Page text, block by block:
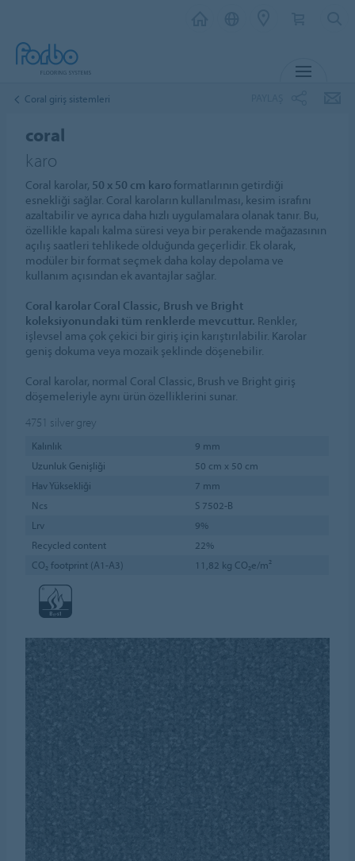
Coral giriş sistemleri
coral
karo
Coral karolar, 50 x 50 cm karoformatlarının getirdiği
esnekliği sağlar. Coral karoların kullanılması, kesim israfını
azaltabilir ve ayrıca daha hızlı uygulamalara olanak tanır. Bu,
özellikle kapalı kalma süresi veya bir perakende mağazasının
açılış saatleri tehlikede olduğunda geçerlidir. Ek olarak,
modüler bir format seçmek daha kolay depolama ve
kullanım açısından ek avantajlar sağlar.
Coral karolar Coral Classic, Brush ve Bright
koleksiyonundaki tüm renklerde mevcuttur. Renkler,
işlevsel ama çok çekici bir giriş için karıştırılabilir. Karolar
geniş dokuma veya mozaik şeklinde döşenebilir.
Coral karolar, normal Coral Classic, Brush ve Bright giriş
döşemeleriyle aynı ürün özelliklerini sunar.
4751 silver grey
Kalınlık
9 mm
Uzunluk Genişliği
50 cm x 50 cm
Hav Yüksekliği
7 mm
Ncs
S 7502-B
Lrv
9%
Recycled content
22%
CO₂ footprint (A1-A3)
11,82 kg CO₂e/m²